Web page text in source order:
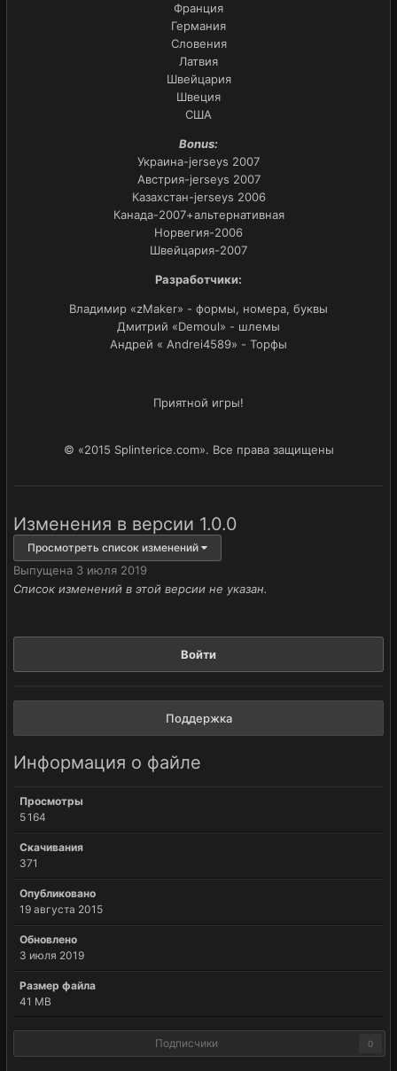
Франция
Германия
Словения
Латвия
Швейцария
Швеция
США
Bonus:
Украина-jerseys 2007
Австрия-jerseys 2007
Казахстан-jerseys 2006
Канада-2007+альтернативная
Норвегия-2006
Швейцария-2007
Разработчики:
Владимир «zMaker» - формы, номера, буквы
Дмитрий «Demoul» - шлемы
Андрей « Andrei4589» - Торфы
Приятной игры!
© «2015 Splinterice.com». Все права защищены
Изменения в версии 1.0.0
Просмотреть список изменений
Выпущена 3 июля 2019
Список изменений в этой версии не указан.
Войти
Поддержка
Информация о файле
Просмотры
5 164
Скачивания
371
Опубликовано
19 августа 2015
Обновлено
3 июля 2019
Размер файла
41 MB
Подписчики 0